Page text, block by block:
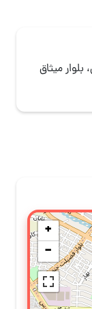
+
−